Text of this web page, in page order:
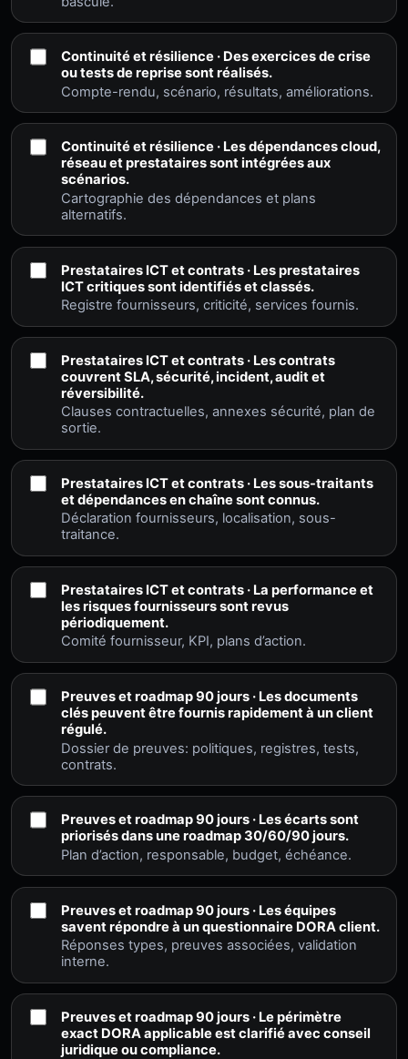
Continuité et résilience · Des exercices de crise
ou tests de reprise sont réalisés.
Compte-rendu, scénario, résultats, améliorations.
Continuité et résilience · Les dépendances cloud,
réseau et prestataires sont intégrées aux
scénarios.
Cartographie des dépendances et plans
alternatifs.
Prestataires ICT et contrats · Les prestataires
ICT critiques sont identifiés et classés.
Registre fournisseurs, criticité, services fournis.
Prestataires ICT et contrats · Les contrats
couvrent SLA, sécurité, incident, audit et
réversibilité.
Clauses contractuelles, annexes sécurité, plan de
sortie.
Prestataires ICT et contrats · Les sous-traitants
et dépendances en chaîne sont connus.
Déclaration fournisseurs, localisation, sous-
traitance.
Prestataires ICT et contrats · La performance et
les risques fournisseurs sont revus
périodiquement.
Comité fournisseur, KPI, plans d’action.
Preuves et roadmap 90 jours · Les documents
clés peuvent être fournis rapidement à un client
régulé.
Dossier de preuves: politiques, registres, tests,
contrats.
Preuves et roadmap 90 jours · Les écarts sont
priorisés dans une roadmap 30/60/90 jours.
Plan d’action, responsable, budget, échéance.
Preuves et roadmap 90 jours · Les équipes
savent répondre à un questionnaire DORA client.
Réponses types, preuves associées, validation
interne.
Preuves et roadmap 90 jours · Le périmètre
exact DORA applicable est clarifié avec conseil
juridique ou compliance.